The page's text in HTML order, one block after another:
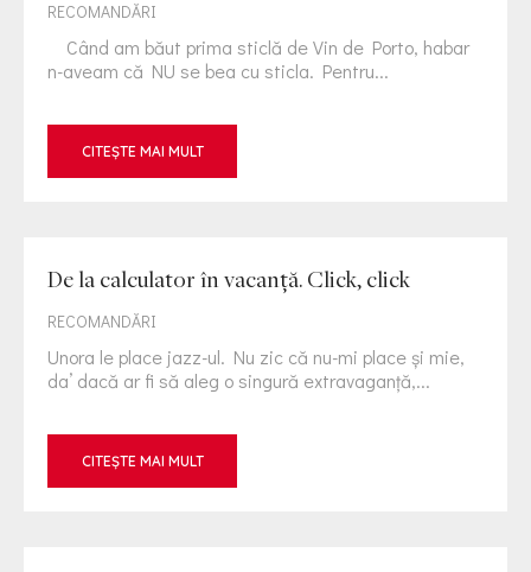
RECOMANDĂRI
Când am băut prima sticlă de Vin de Porto, habar
n-aveam că NU se bea cu sticla. Pentru...
CITEȘTE MAI MULT
De la calculator în vacanță. Click, click
RECOMANDĂRI
Unora le place jazz-ul. Nu zic că nu-mi place și mie,
da’ dacă ar fi să aleg o singură extravaganță,...
CITEȘTE MAI MULT